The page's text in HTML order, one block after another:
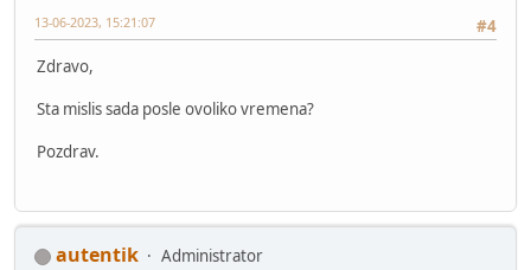
#4
13-06-2023, 15:21:07
Zdravo,
Sta mislis sada posle ovoliko vremena?
Pozdrav.
autentik
Administrator